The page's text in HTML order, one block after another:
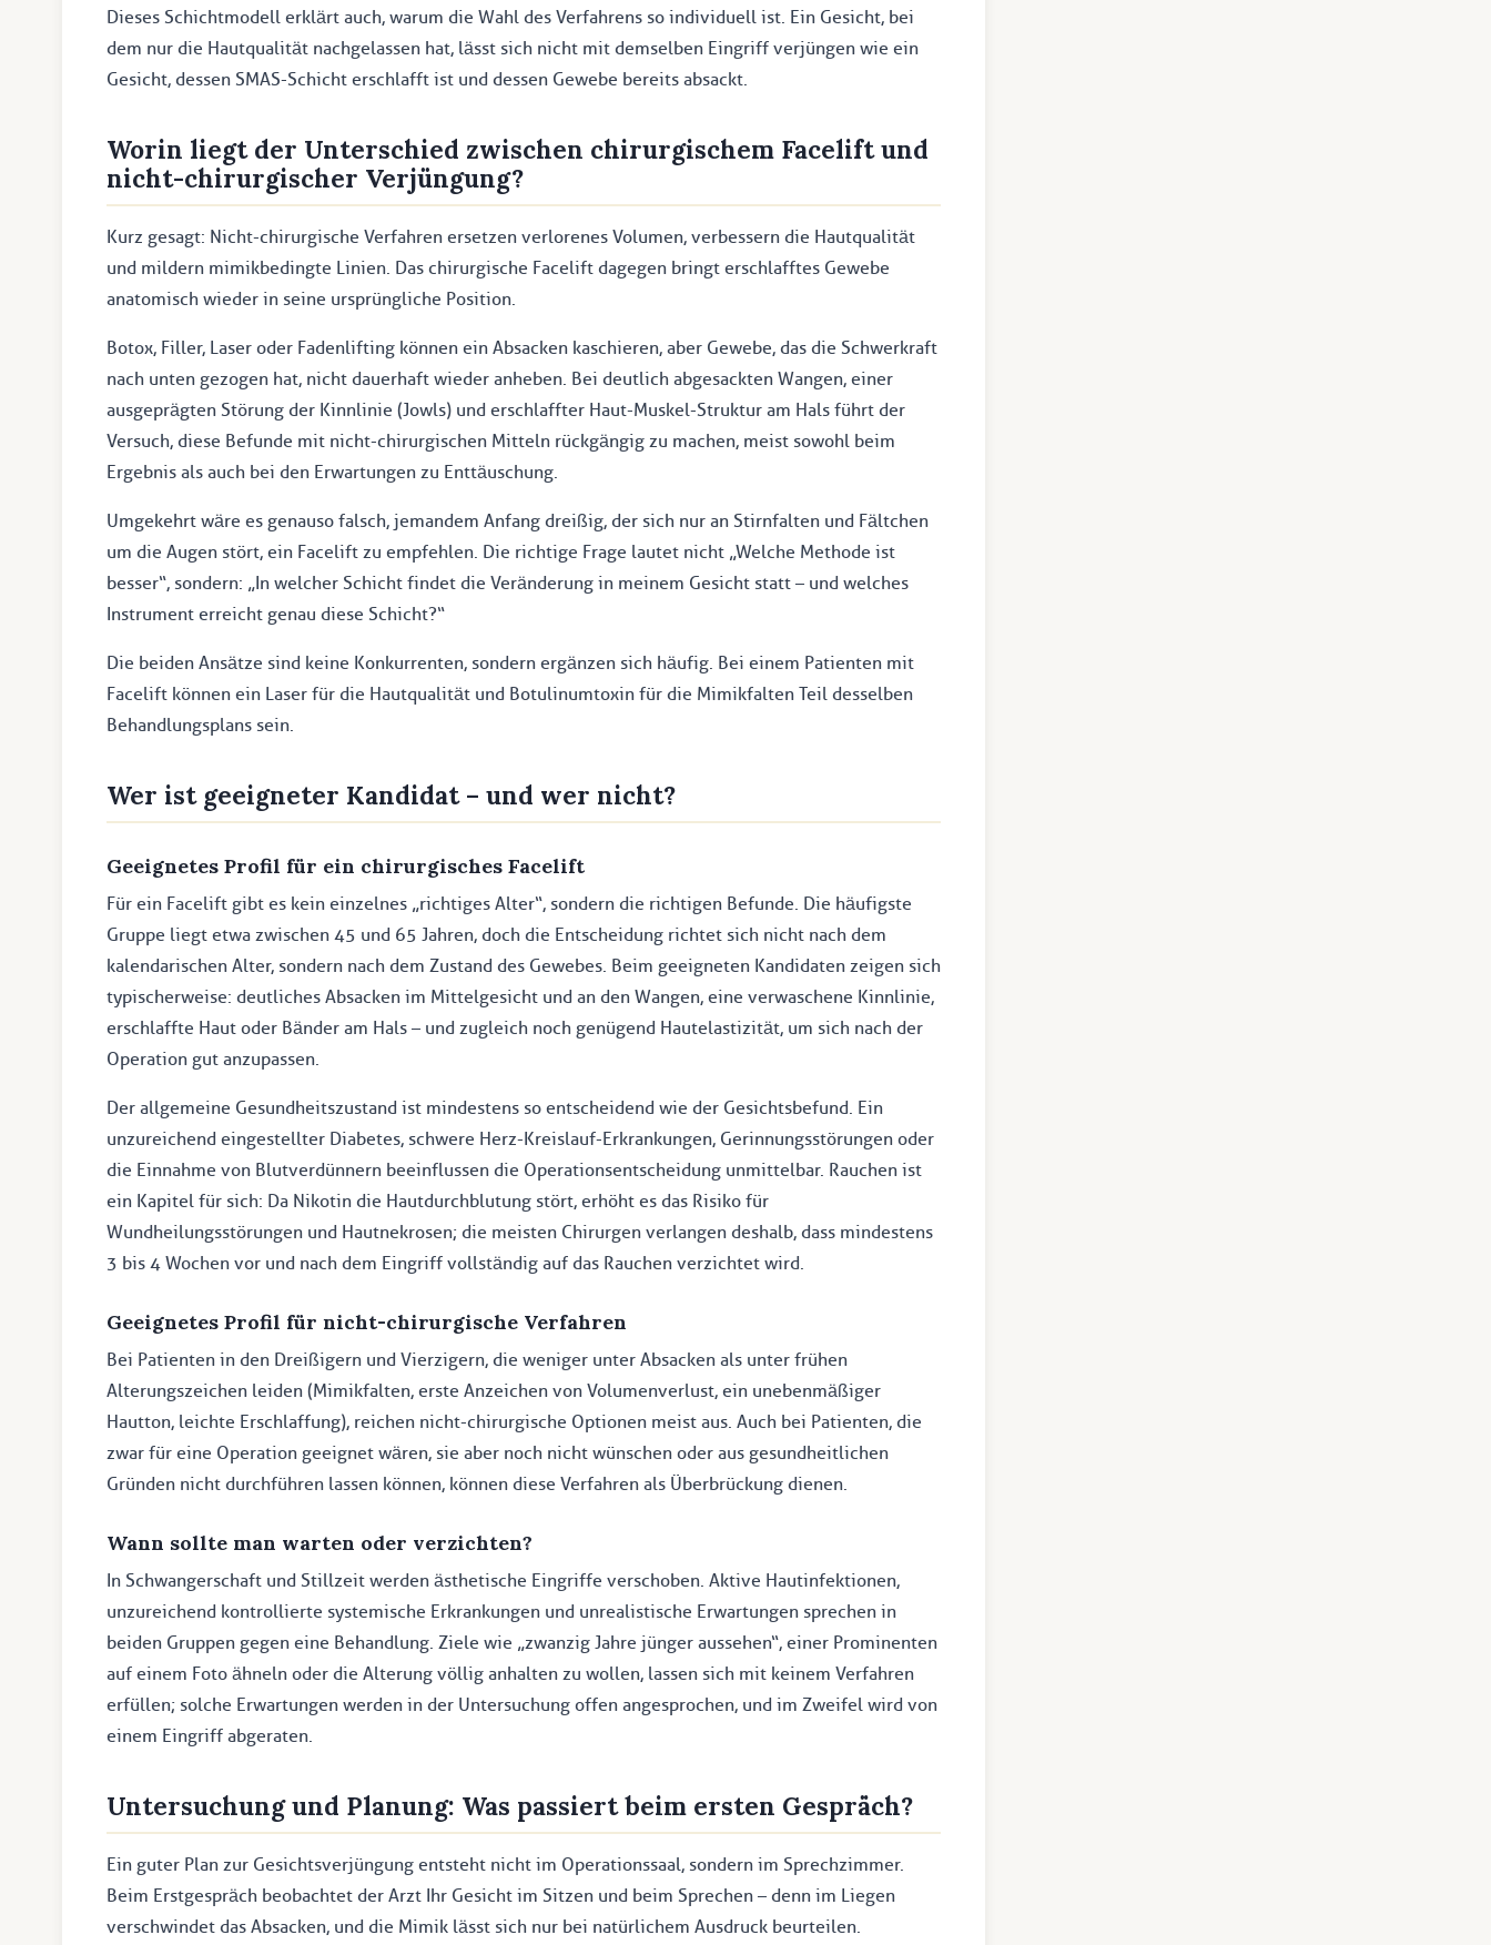
Dieses Schichtmodell erklärt auch, warum die Wahl des Verfahrens so individuell ist. Ein Gesicht, bei
dem nur die Hautqualität nachgelassen hat, lässt sich nicht mit demselben Eingriff verjüngen wie ein
Gesicht, dessen SMAS-Schicht erschlafft ist und dessen Gewebe bereits absackt.
Worin liegt der Unterschied zwischen chirurgischem Facelift und
nicht-chirurgischer Verjüngung?
Kurz gesagt: Nicht-chirurgische Verfahren ersetzen verlorenes Volumen, verbessern die Hautqualität
und mildern mimikbedingte Linien. Das chirurgische Facelift dagegen bringt erschlafftes Gewebe
anatomisch wieder in seine ursprüngliche Position.
Botox, Filler, Laser oder Fadenlifting können ein Absacken kaschieren, aber Gewebe, das die Schwerkraft
nach unten gezogen hat, nicht dauerhaft wieder anheben. Bei deutlich abgesackten Wangen, einer
ausgeprägten Störung der Kinnlinie (Jowls) und erschlaffter Haut-Muskel-Struktur am Hals führt der
Versuch, diese Befunde mit nicht-chirurgischen Mitteln rückgängig zu machen, meist sowohl beim
Ergebnis als auch bei den Erwartungen zu Enttäuschung.
Umgekehrt wäre es genauso falsch, jemandem Anfang dreißig, der sich nur an Stirnfalten und Fältchen
um die Augen stört, ein Facelift zu empfehlen. Die richtige Frage lautet nicht „Welche Methode ist
besser“, sondern: „In welcher Schicht findet die Veränderung in meinem Gesicht statt – und welches
Instrument erreicht genau diese Schicht?“
Die beiden Ansätze sind keine Konkurrenten, sondern ergänzen sich häufig. Bei einem Patienten mit
Facelift können ein Laser für die Hautqualität und Botulinumtoxin für die Mimikfalten Teil desselben
Behandlungsplans sein.
Wer ist geeigneter Kandidat – und wer nicht?
Geeignetes Profil für ein chirurgisches Facelift
Für ein Facelift gibt es kein einzelnes „richtiges Alter“, sondern die richtigen Befunde. Die häufigste
Gruppe liegt etwa zwischen 45 und 65 Jahren, doch die Entscheidung richtet sich nicht nach dem
kalendarischen Alter, sondern nach dem Zustand des Gewebes. Beim geeigneten Kandidaten zeigen sich
typischerweise: deutliches Absacken im Mittelgesicht und an den Wangen, eine verwaschene Kinnlinie,
erschlaffte Haut oder Bänder am Hals – und zugleich noch genügend Hautelastizität, um sich nach der
Operation gut anzupassen.
Der allgemeine Gesundheitszustand ist mindestens so entscheidend wie der Gesichtsbefund. Ein
unzureichend eingestellter Diabetes, schwere Herz-Kreislauf-Erkrankungen, Gerinnungsstörungen oder
die Einnahme von Blutverdünnern beeinflussen die Operationsentscheidung unmittelbar. Rauchen ist
ein Kapitel für sich: Da Nikotin die Hautdurchblutung stört, erhöht es das Risiko für
Wundheilungsstörungen und Hautnekrosen; die meisten Chirurgen verlangen deshalb, dass mindestens
3 bis 4 Wochen vor und nach dem Eingriff vollständig auf das Rauchen verzichtet wird.
Geeignetes Profil für nicht-chirurgische Verfahren
Bei Patienten in den Dreißigern und Vierzigern, die weniger unter Absacken als unter frühen
Alterungszeichen leiden (Mimikfalten, erste Anzeichen von Volumenverlust, ein unebenmäßiger
Hautton, leichte Erschlaffung), reichen nicht-chirurgische Optionen meist aus. Auch bei Patienten, die
zwar für eine Operation geeignet wären, sie aber noch nicht wünschen oder aus gesundheitlichen
Gründen nicht durchführen lassen können, können diese Verfahren als Überbrückung dienen.
Wann sollte man warten oder verzichten?
In Schwangerschaft und Stillzeit werden ästhetische Eingriffe verschoben. Aktive Hautinfektionen,
unzureichend kontrollierte systemische Erkrankungen und unrealistische Erwartungen sprechen in
beiden Gruppen gegen eine Behandlung. Ziele wie „zwanzig Jahre jünger aussehen“, einer Prominenten
auf einem Foto ähneln oder die Alterung völlig anhalten zu wollen, lassen sich mit keinem Verfahren
erfüllen; solche Erwartungen werden in der Untersuchung offen angesprochen, und im Zweifel wird von
einem Eingriff abgeraten.
Untersuchung und Planung: Was passiert beim ersten Gespräch?
Ein guter Plan zur Gesichtsverjüngung entsteht nicht im Operationssaal, sondern im Sprechzimmer.
Beim Erstgespräch beobachtet der Arzt Ihr Gesicht im Sitzen und beim Sprechen – denn im Liegen
verschwindet das Absacken, und die Mimik lässt sich nur bei natürlichem Ausdruck beurteilen.